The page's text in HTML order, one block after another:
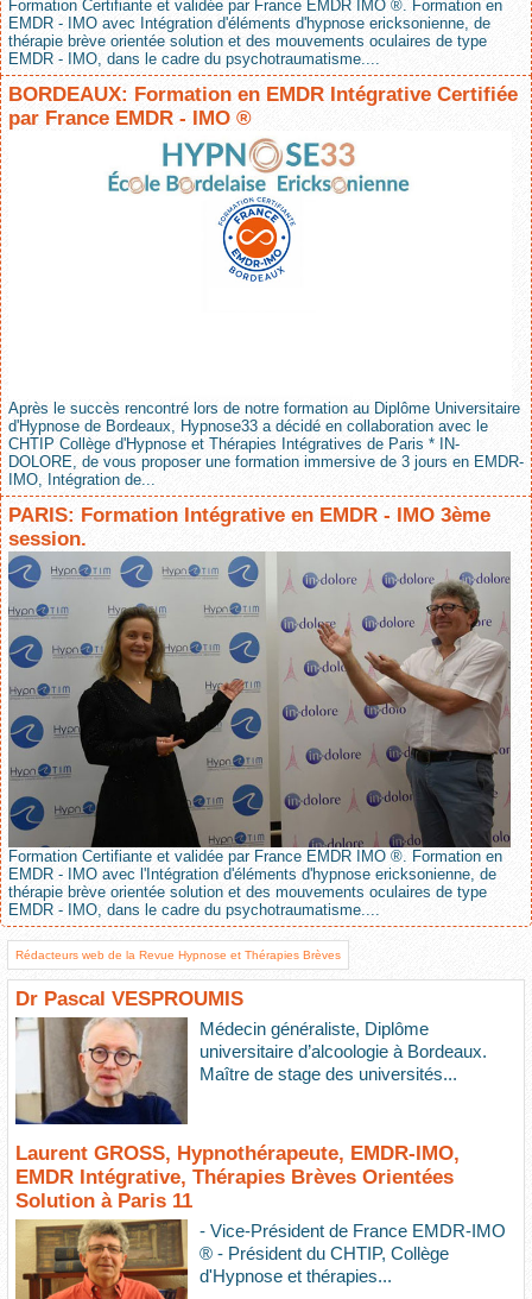
Formation Certifiante et validée par France EMDR IMO ®. Formation en
EMDR - IMO avec Intégration d'éléments d'hypnose ericksonienne, de
thérapie brève orientée solution et des mouvements oculaires de type
EMDR - IMO, dans le cadre du psychotraumatisme....
BORDEAUX: Formation en EMDR Intégrative Certifiée
par France EMDR - IMO ®
Après le succès rencontré lors de notre formation au Diplôme Universitaire
d'Hypnose de Bordeaux, Hypnose33 a décidé en collaboration avec le
CHTIP Collège d'Hypnose et Thérapies Intégratives de Paris * IN-
DOLORE, de vous proposer une formation immersive de 3 jours en EMDR-
IMO, Intégration de...
PARIS: Formation Intégrative en EMDR - IMO 3ème
session.
Formation Certifiante et validée par France EMDR IMO ®. Formation en
EMDR - IMO avec l'Intégration d'éléments d'hypnose ericksonienne, de
thérapie brève orientée solution et des mouvements oculaires de type
EMDR - IMO, dans le cadre du psychotraumatisme....
Rédacteurs web de la Revue Hypnose et Thérapies Brèves
Dr Pascal VESPROUMIS
Médecin généraliste, Diplôme
universitaire d’alcoologie à Bordeaux.
Maître de stage des universités...
Laurent GROSS, Hypnothérapeute, EMDR-IMO,
EMDR Intégrative, Thérapies Brèves Orientées
Solution à Paris 11
- Vice-Président de France EMDR-IMO
® - Président du CHTIP, Collège
d'Hypnose et thérapies...